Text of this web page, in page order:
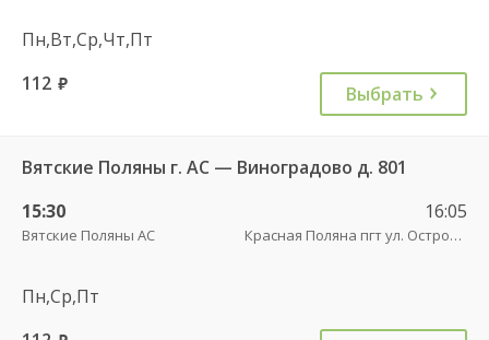
Пн,Вт,Ср,Чт,Пт
112 руб. Выбрать
Вятские Поляны г. АС — Виноградово д. 801
15:30
Вятские Поляны АС
16:05
Красная Поляна пгт ул. Островского
Пн,Ср,Пт